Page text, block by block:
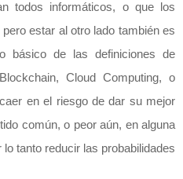
todos informáticos, o que los
estar al otro lado también es
básico de las definiciones de
Cloud Computing, o
en el riesgo de dar su mejor
común, o peor aún, en alguna
tanto reducir las probabilidades